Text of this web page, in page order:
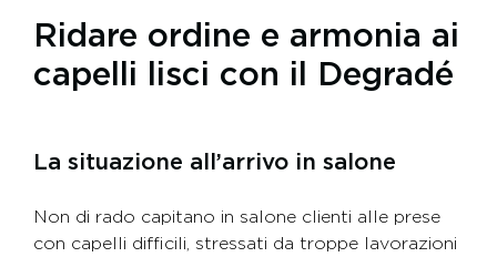
Ridare ordine e armonia ai
capelli lisci con il Degradé
La situazione all’arrivo in salone
Non di rado capitano in salone clienti alle prese
con capelli difficili, stressati da troppe lavorazioni